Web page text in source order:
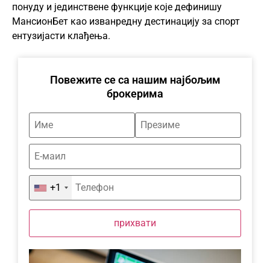
понуду и јединствене функције које дефинишу
МансионБет као изванредну дестинацију за спорт
ентузијасти клађења.
Повежите се са нашим најбољим
брокерима
+1
прихвати